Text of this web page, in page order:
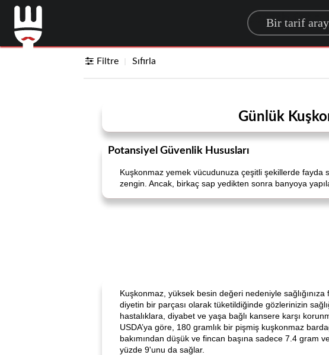
Search for a
Filtre Sıfırla
Günlük
Potansiyel Güvenlik Hususları
Kuşkonmaz yemek vücudunuza çeşitli şekillerde fayda
zengin. Ancak, birkaç sap yedikten sonra banyoya
Kuşkonmaz, yüksek besin değeri nedeniyle
diyetin bir parçası olarak tüketildiğinde gözlerinizin
hastalıklara, diyabet ve yaşa bağlı kansere karşı
USDA’ya göre, 180 gramlık bir pişmiş kuşkonmaz
bakımından düşük ve fincan başına sadece 7.4 gram
yüzde 9'unu da sağlar.